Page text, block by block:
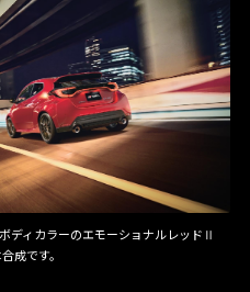
ディカラーのエモーショナルレッドⅡ
成です。